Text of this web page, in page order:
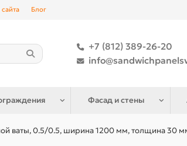
Блог
+7 (812) 389-26-20
Фасад и стены
ваты, 0.5/0.5, ширина 1200 мм, толщина 30